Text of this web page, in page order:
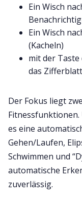
Ein Wisch
Ein Wisch
(Kacheln)
mit der
das Zifferblatt
Der Fokus liegt
Fitnessfunktionen.
es eine
Gehen/Laufen,
Schwimmen und
automatische
zuverlässig.